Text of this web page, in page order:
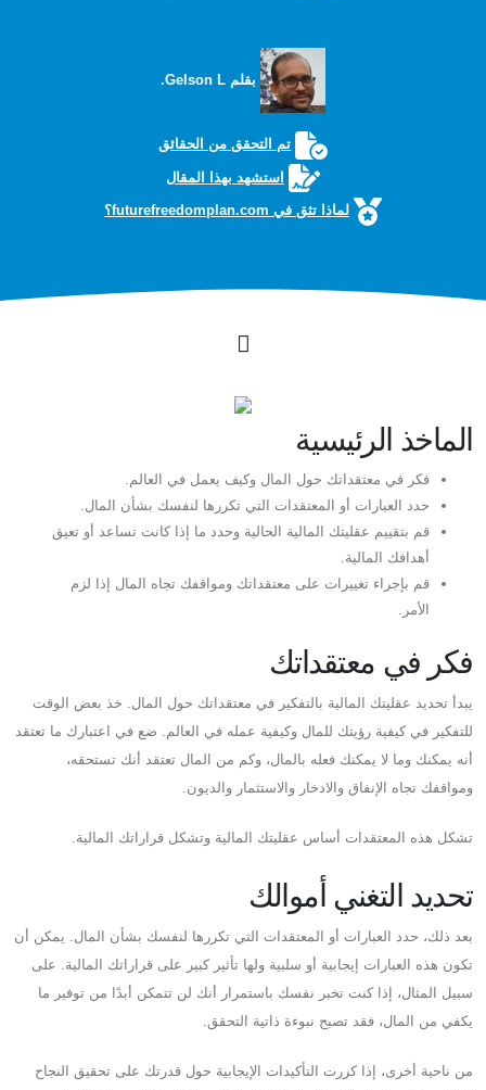
بقلم Gelson L.
تم التحقق من الحقائق
استشهد بهذا المقال
لماذا تثق في futurefreedomplan.com؟
الماخذ الرئيسية
فكر في معتقداتك حول المال وكيف يعمل في العالم.
حدد العبارات أو المعتقدات التي تكررها لنفسك بشأن المال.
قم بتقييم عقليتك المالية الحالية وحدد ما إذا كانت تساعد أو تعيق
أهدافك المالية.
قم بإجراء تغييرات على معتقداتك ومواقفك تجاه المال إذا لزم
الأمر.
فكر في معتقداتك
يبدأ تحديد عقليتك المالية بالتفكير في معتقداتك حول المال. خذ بعض الوقت
للتفكير في كيفية رؤيتك للمال وكيفية عمله في العالم. ضع في اعتبارك ما تعتقد
أنه يمكنك وما لا يمكنك فعله بالمال، وكم من المال تعتقد أنك تستحقه،
ومواقفك تجاه الإنفاق والادخار والاستثمار والديون.
تشكل هذه المعتقدات أساس عقليتك المالية وتشكل قراراتك المالية.
تحديد التغني أموالك
بعد ذلك، حدد العبارات أو المعتقدات التي تكررها لنفسك بشأن المال. يمكن أن
تكون هذه العبارات إيجابية أو سلبية ولها تأثير كبير على قراراتك المالية. على
سبيل المثال، إذا كنت تخبر نفسك باستمرار أنك لن تتمكن أبدًا من توفير ما
يكفي من المال، فقد تصبح نبوءة ذاتية التحقق.
من ناحية أخرى، إذا كررت التأكيدات الإيجابية حول قدرتك على تحقيق النجاح